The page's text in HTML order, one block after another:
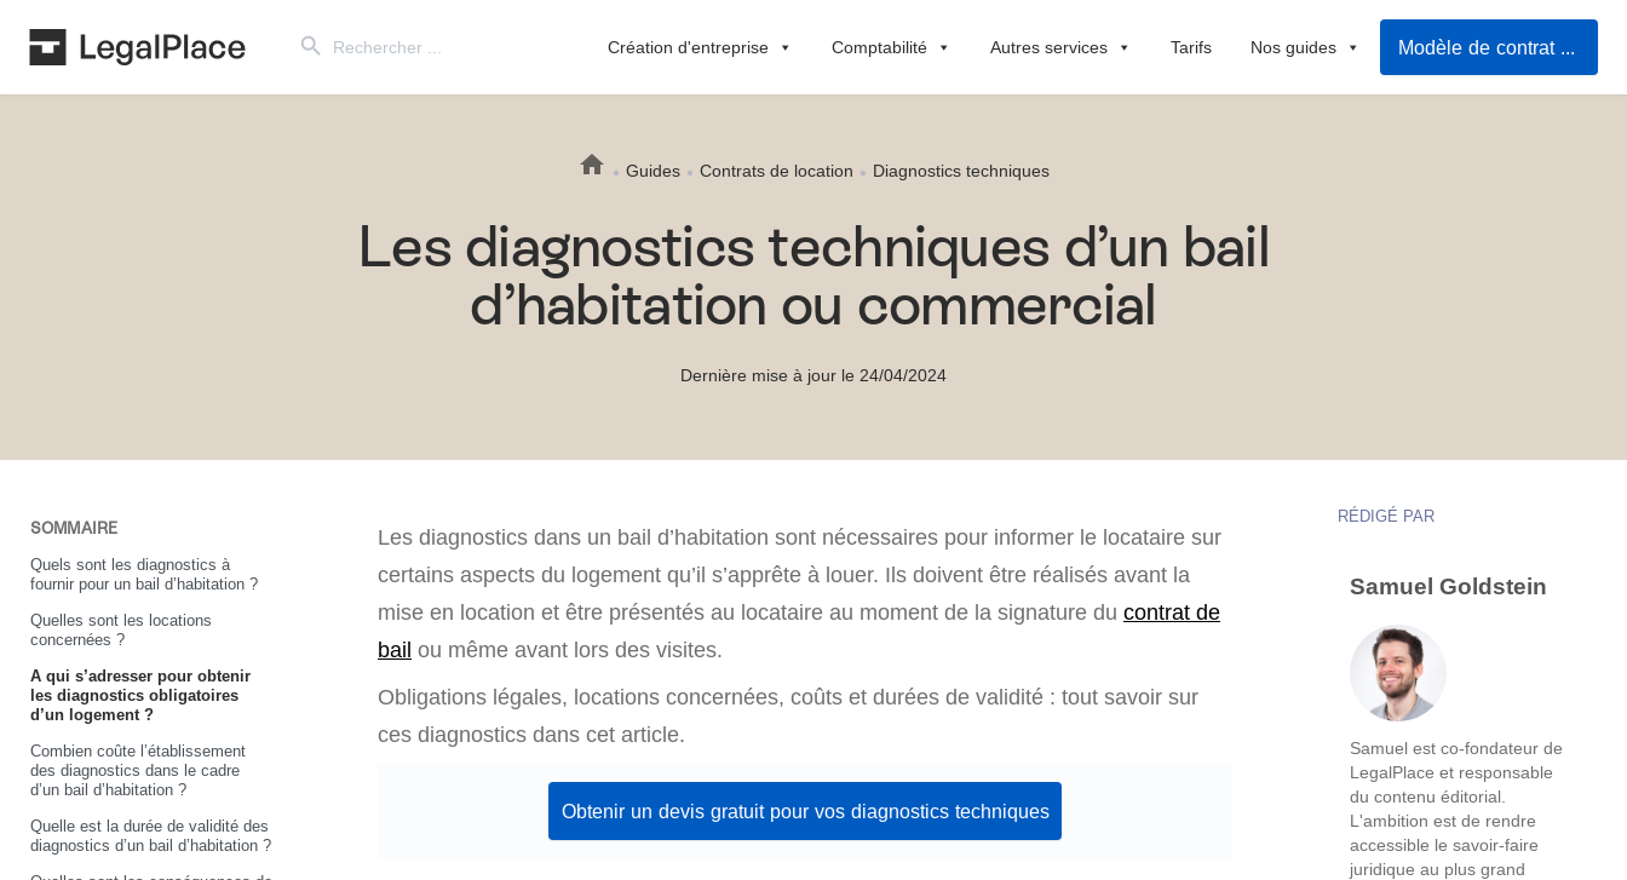
for:
Création d'entreprise Comptabilité Autres services Tarifs Nos guides Modèle de contrat de location
Guides Contrats de location Diagnostics techniques
Les diagnostics techniques d’un bail
d’habitation ou commercial
Dernière mise à jour le 24/04/2024
SOMMAIRE
Quels sont les diagnostics à
fournir pour un bail d’habitation ?
Quelles sont les locations
concernées ?
A qui s’adresser pour obtenir
les diagnostics obligatoires
d’un logement ?
Combien coûte l’établissement
des diagnostics dans le cadre
d’un bail d’habitation ?
Quelle est la durée de validité des
diagnostics d’un bail d’habitation ?
Les diagnostics dans un bail d’habitation sont nécessaires pour informer le locataire sur
certains aspects du logement qu’il s’apprête à louer. Ils doivent être réalisés avant la
mise en location et être présentés au locataire au moment de la signature du contrat de
bail ou même avant lors des visites.
Obligations légales, locations concernées, coûts et durées de validité : tout savoir sur
ces diagnostics dans cet article.
Obtenir un devis gratuit pour vos diagnostics techniques
RÉDIGÉ PAR
Samuel Goldstein
Samuel est co-fondateur de
LegalPlace et responsable
du contenu éditorial.
L'ambition est de rendre
accessible le savoir-faire
juridique au plus grand